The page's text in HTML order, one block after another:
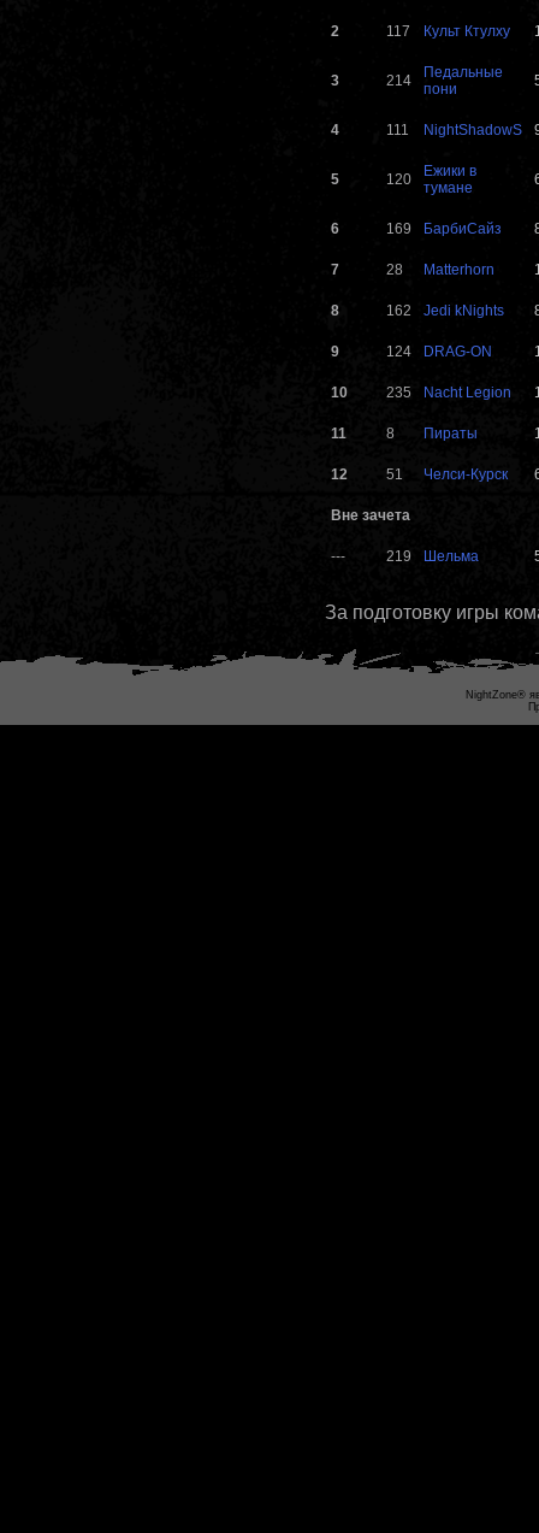
2 117 Культ Ктулху
3 214
Педальные
пони
4 111 NightShadowS
5 120
Ежики в
тумане
6 169 БарбиСайз
7 28 Matterhorn
8 162 Jedi kNights
9 124 DRAG-ON
10 235 Nacht Legion
11 8 Пираты
12 51 Челси-Курск
Вне зачета
--- 219 Шельма
За подготовку игры
NightZone®